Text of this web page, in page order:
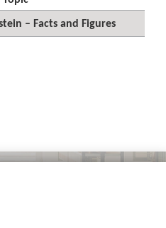
– Facts and Figures